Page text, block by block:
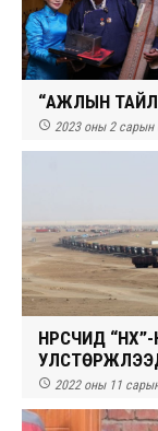
“АЖЛЫН
 2023 оны 2 сарын
НҮҮРСЧИД
 2022 оны 11